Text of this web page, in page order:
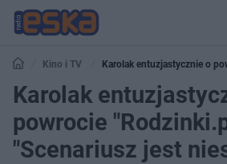
Kino i TV
Karolak entuzjastycznie o
"Scenariusz jest niesamowity"
Karolak
powrocie
"Scenariusz jest